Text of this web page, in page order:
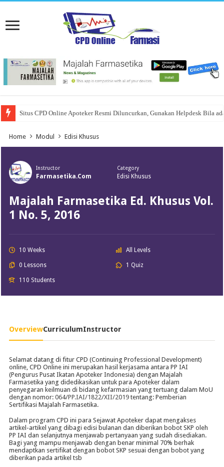
Situs CPD Online Apoteker Resmi Diluncurkan, Gunakan Helpdesk Bila
Home Modul Edisi Khusus
Instructor
Farmasetika.com
Category
Edisi Khusus
Majalah Farmasetika Ed. Khusus Vol.
1 No. 5, 2016
10 Weeks All Levels
0 Lessons 1 Quiz
110 Students
OverviewCurriculumInstructor
Selamat datang di fitur CPD (Continuing Professional Development)
online, CPD Online ini merupakan hasil kerjasama antara PP IAI
(Pengurus Pusat Ikatan Apoteker Indonesia) dengan Majalah
Farmasetika yang didedikasikan untuk para Apoteker dalam
penyegaran keilmuan di bidang kefarmasian yang tertuang dalam MoU
dengan nomor:064/PP.IAI/1822/XII/2019 tentang: Pemberian
Sertifikasi Majalah Farmasetika.
Dalam program CPD ini para Sejawat Apoteker dapat mengakses
artikel-artikel yang dibagi edisi bulanan dan diberikan bobot SKP oleh
PP IAI dan selanjutnya menjawab pertanyaan yang sudah disediakan.
Bagi yang mampu menjawab dengan benar minimal 70% berhak
mendaptkan sertifikat dengan bobot SKP sesuai dengan bobot yang
diberikan pada artikel tsb